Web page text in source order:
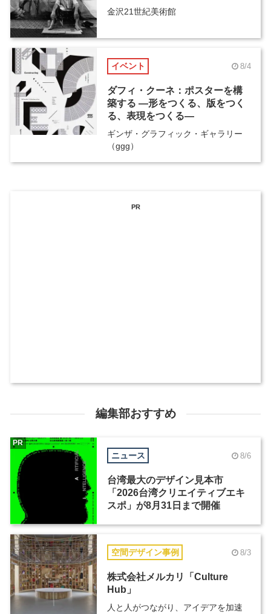
金沢21世紀美術館
イベント 8/4
ダフィ・クーネ：ポスターを構
築する ―形をつくる、版をつく
る、表現をつくる―
ギンザ・グラフィック・ギャラリー
（ggg）
PR
編集部おすすめ
ニュース 8/6
台湾最大のデザイン見本市
「2026台湾クリエイティブエキ
スポ」が8月31日まで開催
PR
空間デザイン事例 8/3
株式会社メルカリ「Culture
Hub」
人と人がつながり、アイデアを加速